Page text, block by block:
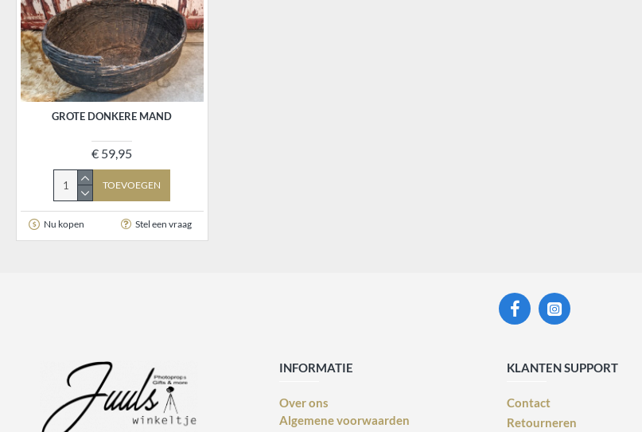
GROTE DONKERE MAND
€ 59,95
TOEVOEGEN
Nu kopen Stel een vraag
INFORMATIE
Over ons
Algemene voorwaarden
KLANTEN SUPPORT
Contact
Retourneren